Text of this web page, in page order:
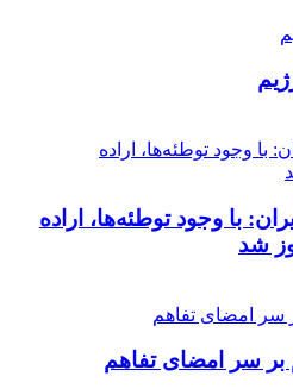
با وجود توطئه‌ها، اراده
شد
بر سر امضای تفاهم